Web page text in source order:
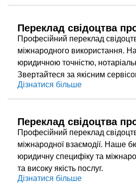
Переклад свідоцтва
Професійний переклад
міжнародного використання.
юридичною точністю,
Звертайтеся за якісним
Дізнатися більше
Переклад свідоцтва
Професійний переклад
міжнародної взаємодії. Наше
юридичну специфіку та
та високу якість послуг.
Дізнатися більше